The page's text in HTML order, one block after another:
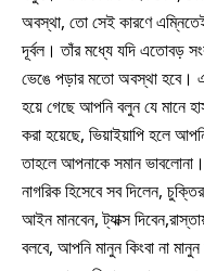
অবস্থা, তো সেই কারণে
দূর্বল। তাঁর মধ্যে যদি এতোবড়
ভেঙে পড়ার মতো অবস্থা হবে।
হয়ে গেছে আপনি বলুন যে মানে
করা হয়েছে, ভিয়াইয়াপি হলে
তাহলে আপনাকে সমান
নাগরিক হিসেবে সব দিলেন,
আইন মানবেন, ট্যাক্স
বলবে, আপনি মানুন কিংবা না